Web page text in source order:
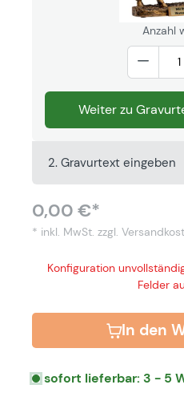
Anzahl
Weiter zu
2. Gravurtext eingeben
0,00 €*
* inkl. MwSt. zzgl.
Konfiguration
Felder
In den
sofort lieferbar: 3 - 5